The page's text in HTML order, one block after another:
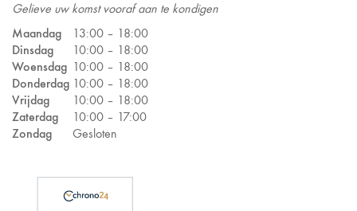
Gelieve uw komst vooraf aan te kondigen
Maandag
13:00 – 18:00
Dinsdag
10:00 – 18:00
Woensdag 10:00 – 18:00
Donderdag 10:00 – 18:00
Vrijdag
10:00 – 18:00
Zaterdag
10:00 – 17:00
Zondag
Gesloten